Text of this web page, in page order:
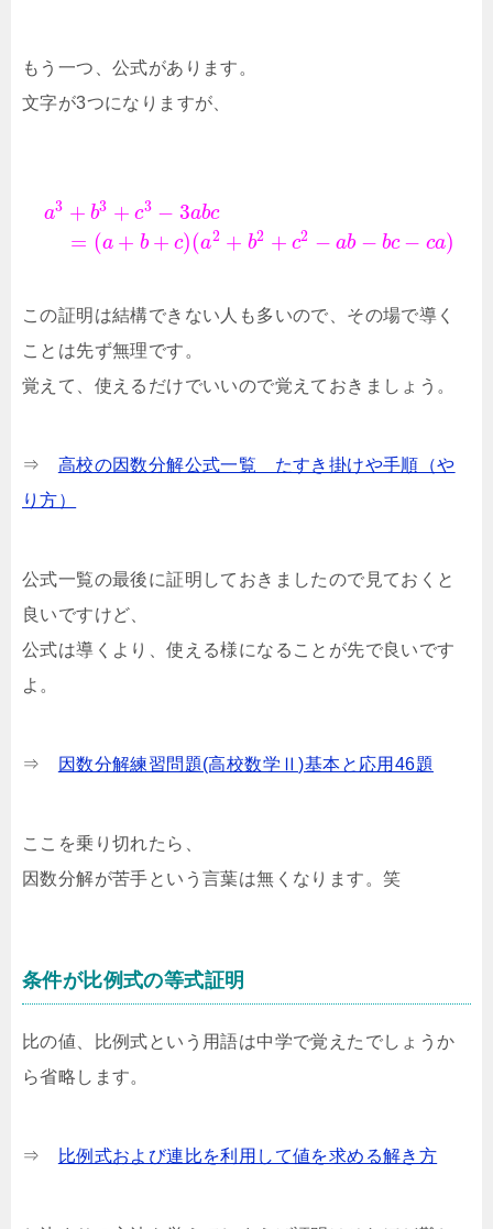
もう一つ、公式があります。
文字が3つになりますが、
a3 + b3 + c3 − 3abc
= (a + b + c)(a2 + b2 + c2 − ab − bc − ca)
この証明は結構できない人も多いので、その場で導く
ことは先ず無理です。
覚えて、使えるだけでいいので覚えておきましょう。
⇒ 高校の因数分解公式一覧 たすき掛けや手順（や
り方）
公式一覧の最後に証明しておきましたので見ておくと
良いですけど、
公式は導くより、使える様になることが先で良いです
よ。
⇒ 因数分解練習問題(高校数学Ⅱ)基本と応用46題
ここを乗り切れたら、
因数分解が苦手という言葉は無くなります。笑
条件が比例式の等式証明
比の値、比例式という用語は中学で覚えたでしょうか
ら省略します。
⇒ 比例式および連比を利用して値を求める解き方